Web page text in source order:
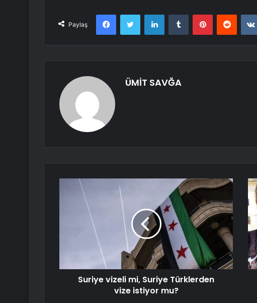
Paylaş
FacebookTwitter LinkedInTumblr PinterestReddit
ÜMİT SAVĞA
Suriye vizeli mi, Suriye Türklerden
vize istiyor mu?